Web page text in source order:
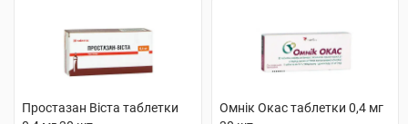
Простазан Віста таблетки
Омнік Окас таблетки 0,4 мг